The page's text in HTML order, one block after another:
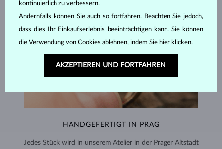
HANDGEFERTIGT IN PRAG
Jedes Stück wird in unserem Atelier in der Prager Altstadt
kontinuierlich zu verbessern.
Andernfalls können Sie auch so fortfahren. Beachten Sie jedoch,
dass dies Ihr Einkaufserlebnis beeinträchtigen kann. Sie können
die Verwendung von Cookies ablehnen, indem Sie hier klicken.
AKZEPTIEREN UND FORTFAHREN